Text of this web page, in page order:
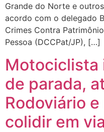
Grande do Norte e
acordo com o delegado
Crimes Contra
Pessoa (DCCPat/JP), […]
Motociclista
de parada,
Rodoviário
colidir em